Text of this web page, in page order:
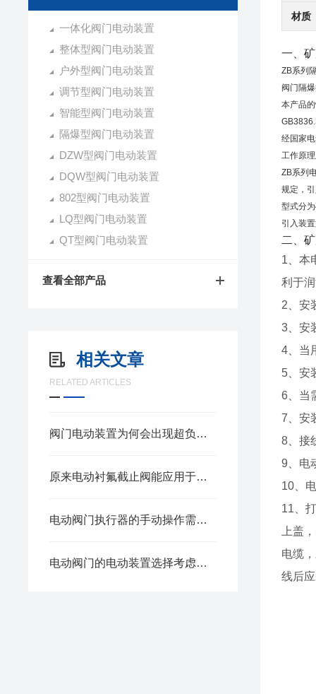
一体化阀门电动装置
整体型阀门电动装置
户外型阀门电动装置
调节型阀门电动装置
智能型阀门电动装置
隔爆型阀门电动装置
DZW型阀门电动装置
DQW型阀门电动装置
802型阀门电动装置
LQ型阀门电动装置
QT型阀门电动装置
查看全部产品
相关文章
RELATED ARTICLES
阀门电动装置为何会出现超负荷现象？保护方式有哪些？
原来电动衬氟截止阀能应用于如此之多的领域
电动阀门执行器的手动操作需要注意哪些
电动阀门的电动装置选择考虑因素
材质
一、
ZB系列
阀门隔
本产品
经国家
工作原
ZB系列
规定，
型式分
引入装
二、
1、本
利于
2、安
3、安
4、当
5、安
6、当
7、安
8、接
9、电
10、
11、
上盖
电缆
线后